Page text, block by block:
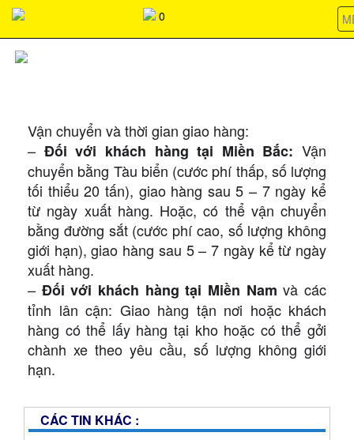
0
Vận chuyển và thời gian giao hàng:
– Đối với khách hàng tại Miền Bắc: Vận
chuyển bằng Tàu biển (cước phí thấp, số lượng
tối thiểu 20 tấn), giao hàng sau 5 – 7 ngày kể
từ ngày xuất hàng. Hoặc, có thể vận chuyển
bằng đường sắt (cước phí cao, số lượng không
giới hạn), giao hàng sau 5 – 7 ngày kể từ ngày
xuất hàng.
– Đối với khách hàng tại Miền Nam và các
tỉnh lân cận: Giao hàng tận nơi hoặc khách
hàng có thể lấy hàng tại kho hoặc có thể gởi
chành xe theo yêu cầu, số lượng không giới
hạn.
CÁC TIN KHÁC :